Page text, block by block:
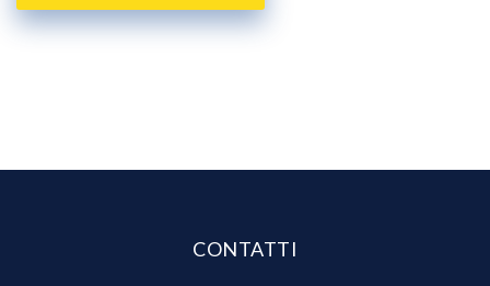
CONTATTI